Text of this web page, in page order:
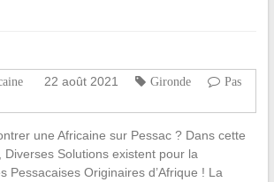
22 août 2021 Gironde
Pas
une Africaine sur Pessac ? Dans cette
Diverses Solutions existent pour la
Pessacaises Originaires d’Afrique ! La